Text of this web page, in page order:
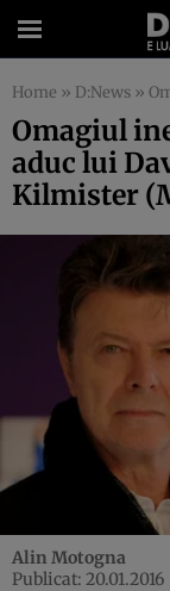
Home » D:News »
Omagiul
aduc lui
Kilmister
Alin Motogna
Publicat: 20.01.2016